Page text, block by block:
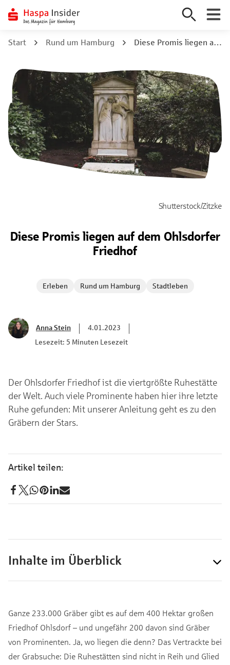
Inhalt
Start Rund um Hamburg Diese Promis liegen auf dem Ohlsdorfer Friedhof
Shutterstock/Zitzke
Diese Promis liegen auf dem Ohlsdorfer
Friedhof
Erleben Rund um Hamburg Stadtleben
Anna Stein
4.01.2023
Lesezeit: 5 Minuten Lesezeit
Der Ohlsdorfer Friedhof ist die viertgrößte Ruhestätte
der Welt. Auch viele Prominente haben hier ihre letzte
Ruhe gefunden: Mit unserer Anleitung geht es zu den
Gräbern der Stars.
Inhalte im Überblick
Ganze 233.000 Gräber gibt es auf dem 400 Hektar großen
Friedhof Ohlsdorf – und ungefähr 200 davon sind Gräber
von Prominenten. Ja, wo liegen die denn? Das Vertrackte bei
der Grabsuche: Die Ruhestätten sind nicht in Reih und Glied